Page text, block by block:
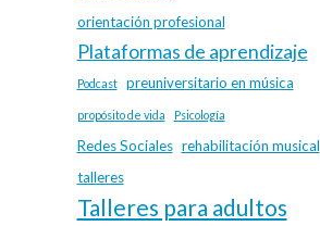
orientación profesional
Plataformas de aprendizaje
Podcast preuniversitario en música
propósito de vida Psicología
Redes Sociales rehabilitación musical
talleres
Talleres para adultos